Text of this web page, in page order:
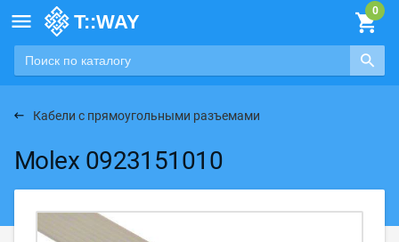

Кабели с прямоугольными разъемами
Molex 0923151010